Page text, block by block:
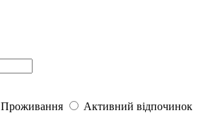
Проживання
Активний відпочинок